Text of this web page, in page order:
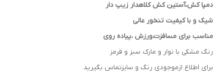
دمپا کش،آستین کش کلاهدار زیپ دار
شیک و با کیفیت تنخور عالی
مناسب برای مسافزت،ورزش ،پیاده روی
رنگ مشکی با نوار و مارک سبز و قرمز
برای اطلاع ازموجودی رنگ و سایزتماس بگیرید